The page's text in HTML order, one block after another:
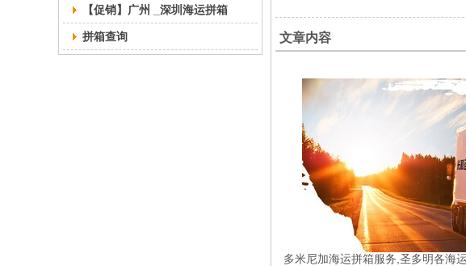
【促销】广州 _深圳海运拼箱
拼箱查询 文章内容
多米尼加海运拼箱服务,圣多明各海